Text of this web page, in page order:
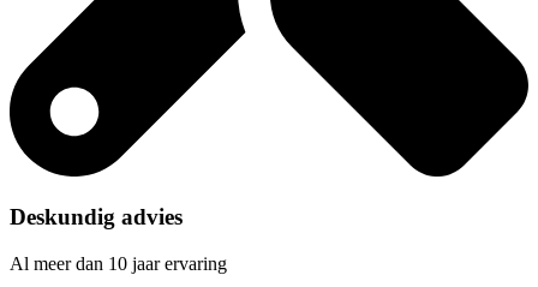
Deskundig advies
Al meer dan 10 jaar ervaring